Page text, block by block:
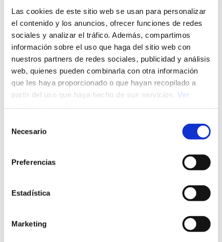
Las cookies de este sitio web se usan para personalizar
el contenido y los anuncios, ofrecer funciones de redes
sociales y analizar el tráfico. Además, compartimos
información sobre el uso que haga del sitio web con
nuestros partners de redes sociales, publicidad y análisis
web, quienes pueden combinarla con otra información
que les haya proporcionado o que hayan recopilado a
partir del uso que haya hecho de sus servicios. Ver
Necesario
Preferencias
Estadística
Marketing
29/07/26 Selección de Personal
Proceso de selección de personal: qué es, etapas y
28/07/26